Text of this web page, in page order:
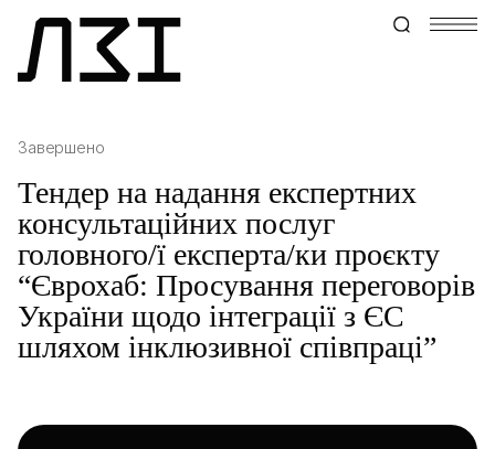
Завершено
Тендер на надання експертних
консультаційних послуг
головного/ї експерта/ки проєкту
“Єврохаб: Просування переговорів
України щодо інтеграції з ЄС
шляхом інклюзивної співпраці”